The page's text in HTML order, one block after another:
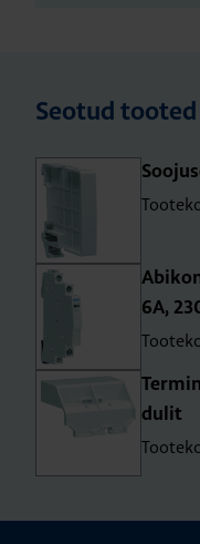
Seotud tooted
6A,
du­lit